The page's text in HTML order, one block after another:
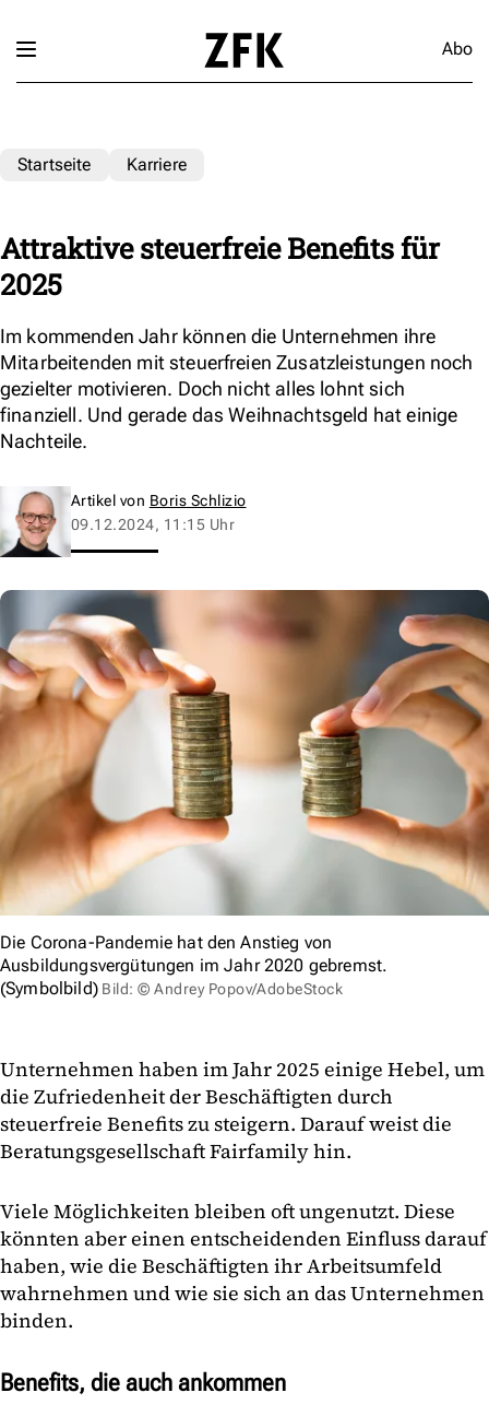
Abo
Startseite Karriere
Attraktive steuerfreie Benefits für
2025
Im kommenden Jahr können die Unternehmen ihre
Mitarbeitenden mit steuerfreien Zusatzleistungen noch
gezielter motivieren. Doch nicht alles lohnt sich
finanziell. Und gerade das Weihnachtsgeld hat einige
Nachteile.
Artikel von Boris Schlizio
09.12.2024, 11:15 Uhr
Die Corona-Pandemie hat den Anstieg von
Ausbildungsvergütungen im Jahr 2020 gebremst.
(Symbolbild) Bild: © Andrey Popov/AdobeStock
Unternehmen haben im Jahr 2025 einige Hebel, um
die Zufriedenheit der Beschäftigten durch
steuerfreie Benefits zu steigern. Darauf weist die
Beratungsgesellschaft Fairfamily hin.
Viele Möglichkeiten bleiben oft ungenutzt. Diese
könnten aber einen entscheidenden Einfluss darauf
haben, wie die Beschäftigten ihr Arbeitsumfeld
wahrnehmen und wie sie sich an das Unternehmen
binden.
Benefits, die auch ankommen